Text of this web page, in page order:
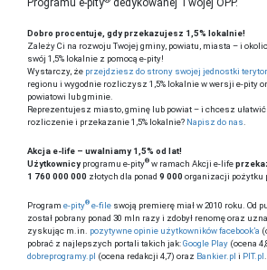
Programu e-pity
dedykowanej Twojej OPP.
Dobro procentuje, gdy przekazujesz 1,5% lokalnie!
Zależy Ci na rozwoju Twojej gminy, powiatu, miasta – i
swój 1,5% lokalnie z pomocą e-pity!
Wystarczy, że przejdziesz do strony swojej jednostki
regionu i wygodnie rozliczysz 1,5% lokalnie w wersji e-pity
powiatowi lub gminie.
Reprezentujesz miasto, gminę lub powiat – i chcesz
rozliczenie i przekazanie 1,5% lokalnie? Napisz do nas
Akcja e-life – uwalniamy 1,5% od lat!
Użytkownicy programu e-pity® w ramach Akcji e-life
1 760 000 000 złotych dla ponad 9 000 organizacji pożytku
Program e-pity® e-file swoją premierę miał w 2010 roku. Od
został pobrany ponad 30 mln razy i zdobył renomę oraz
zyskując m.in. pozytywne opinie użytkowników facebook’a
pobrać z najlepszych portali takich jak:Google Play (ocena
dobreprogramy.pl (ocena redakcji 4,7) oraz Bankier.pl i PIT.pl